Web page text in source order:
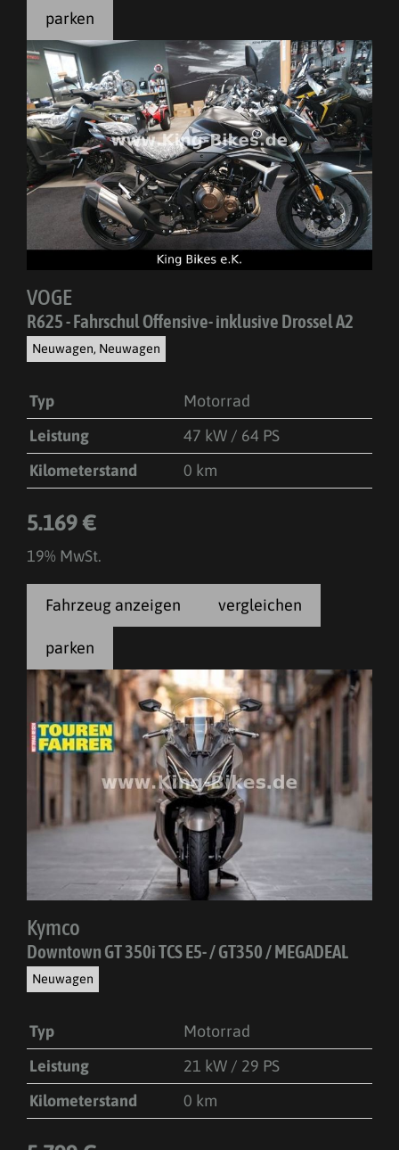
parken
VOGE
R625 - Fahrschul Offensive- inklusive Drossel A2
Neuwagen, Neuwagen
Typ
Motorrad
Leistung
47 kW / 64 PS
Kilometerstand
0 km
5.169 €
19% MwSt.
Fahrzeug anzeigen vergleichen
parken
Kymco
Downtown GT 350i TCS E5- / GT350 / MEGADEAL
Neuwagen
Typ
Motorrad
Leistung
21 kW / 29 PS
Kilometerstand
0 km